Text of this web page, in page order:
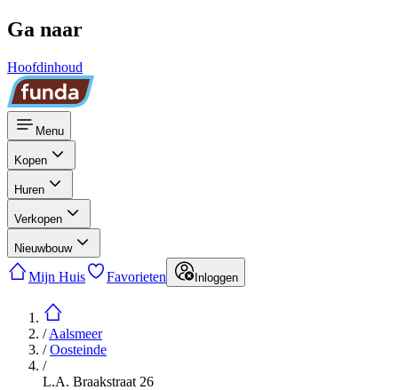
Ga naar
Hoofdinhoud
Menu
Kopen
Huren
Verkopen
Nieuwbouw
Mijn Huis Favorieten Inloggen
/Aalsmeer
/Oosteinde
/
L.A. Braakstraat 26